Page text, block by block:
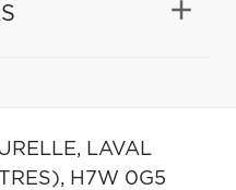
LAVAL
H7W 0G5